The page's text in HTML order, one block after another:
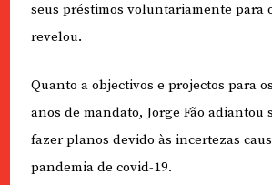
seus préstimos voluntariamente para
revelou.
Quanto a objectivos e projectos para
anos de mandato, Jorge Fão adiantou
fazer planos devido às incertezas
pandemia de covid-19.